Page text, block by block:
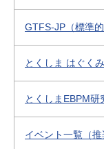
GTFS-JP（標準
とくしま はぐく
とくしまEBPM研
イベント一覧（推